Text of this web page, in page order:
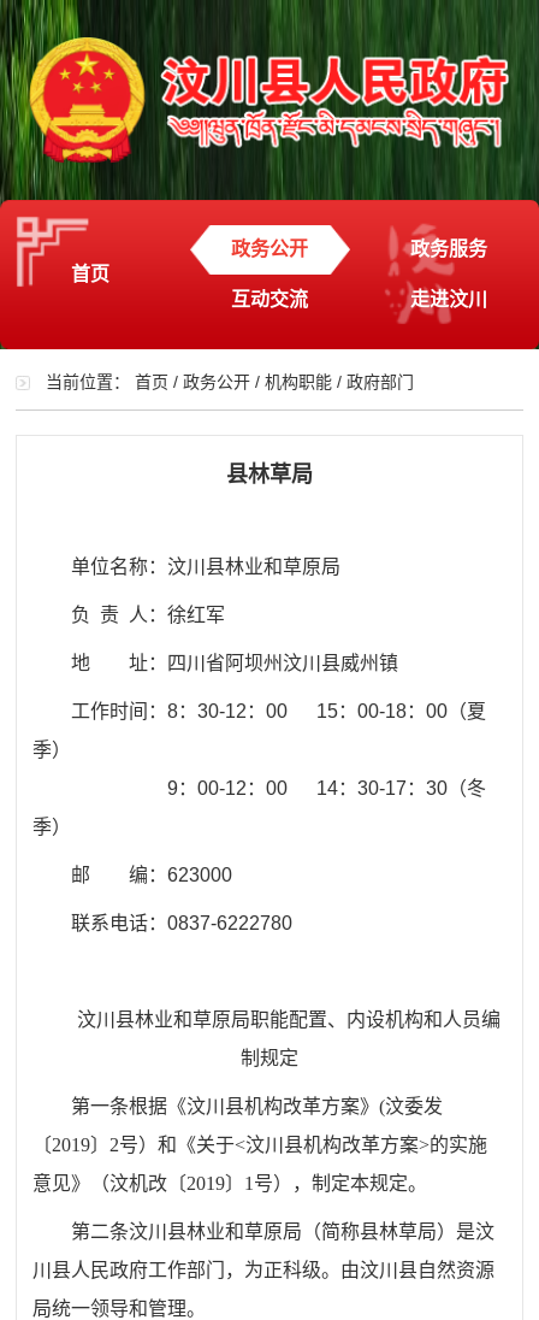
首页
政务公开 政务服务
互动交流 走进汶川
当前位置：首页 /政务公开 /机构职能 /政府部门
县林草局
单位名称： 汶川县林业和草原局
负 责 人：徐红军
地 址： 四川省阿坝州汶川县威州镇
工作时间：8：30-12：00 15：00-18：00（夏
季）
9：00-12：00 14：30-17：30（冬
季）
邮 编：623000
联系电话：0837-6222780
汶川县林业和草原局职能配置、内设机构和人员编
制规定
第一条根据《汶川县机构改革方案》(汶委发
〔2019〕 2号）和《关于<汶川县机构改革方案>的实施
意见》（汶机改〔2019〕 1 号），制定本规定。
第二条汶川县林业和草原局（简称县林草局）是汶
川县人民政府工作部门，为正科级。由汶川县自然资源
局统一领导和管理。